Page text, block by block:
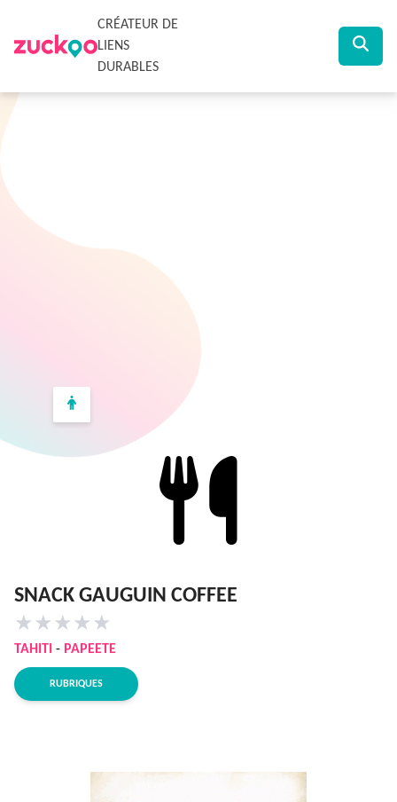
CRÉATEUR DE
LIENS
DURABLES
SNACK GAUGUIN COFFEE
★ ★ ★ ★ ★
TAHITI - PAPEETE
RUBRIQUES